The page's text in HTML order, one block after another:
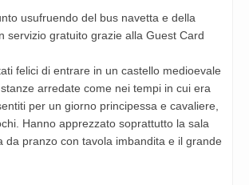
usufruendo del bus navetta e della
servizio gratuito grazie alla Guest Card
felici di entrare in un castello medioevale
arredate come nei tempi in cui era
per un giorno principessa e cavaliere,
Hanno apprezzato soprattutto la sala
da pranzo con tavola imbandita e il grande